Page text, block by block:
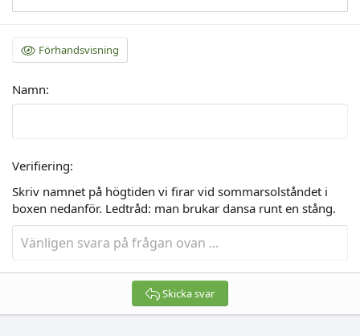
Förhandsvisning
Namn
Verifiering
Skriv namnet på högtiden vi firar vid sommarsolståndet i
boxen nedanför. Ledtråd: man brukar dansa runt en stång.
Skicka svar